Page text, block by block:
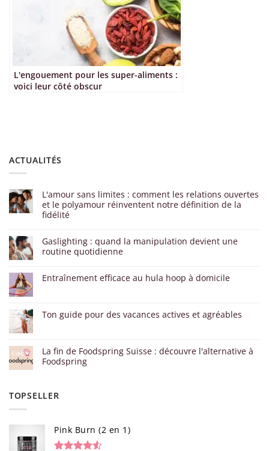
L'engouement pour les super-aliments :
voici leur côté obscur
ACTUALITÉS
L'amour sans limites : comment les relations ouvertes
et le polyamour réinventent notre définition de la
fidélité
Gaslighting : quand la manipulation devient une
routine quotidienne
Entraînement efficace au hula hoop à domicile
Ton guide pour des vacances actives et agréables
La fin de Foodspring Suisse : découvre l'alternative à
Foodspring
TOPSELLER
Pink Burn (2 en 1)